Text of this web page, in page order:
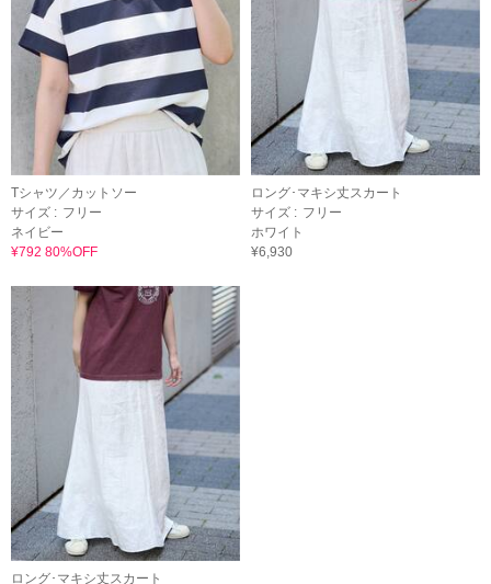
Tシャツ／カットソー
サイズ : フリー
ネイビー
¥792 80%OFF
ロング･マキシ丈スカート
サイズ : フリー
ホワイト
¥6,930
ロング･マキシ丈スカート